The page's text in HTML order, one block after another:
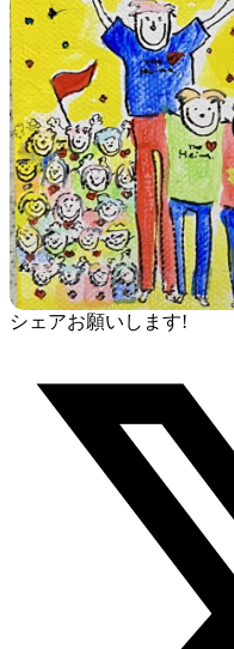
シェアお願いします!